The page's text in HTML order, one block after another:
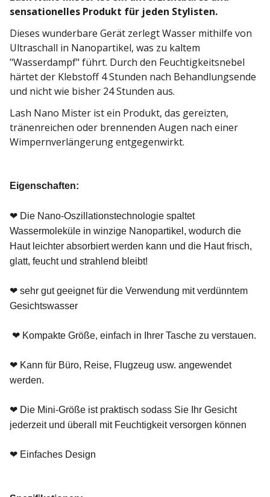
sensationelles Produkt für jeden Stylisten.
Dieses wunderbare Gerät zerlegt Wasser mithilfe von
Ultraschall in Nanopartikel, was zu kaltem
"Wasserdampf" führt. Durch den Feuchtigkeitsnebel
härtet der Klebstoff 4 Stunden nach Behandlungsende
und nicht wie bisher 24 Stunden aus.
Lash Nano Mister ist ein Produkt, das gereizten,
tränenreichen oder brennenden Augen nach einer
Wimpernverlängerung entgegenwirkt.
Eigenschaften:
❤ Die Nano-Oszillationstechnologie spaltet
Wassermoleküle in winzige Nanopartikel, wodurch die
Haut leichter absorbiert werden kann und die Haut frisch,
glatt, feucht und strahlend bleibt!
❤ sehr gut geeignet für die Verwendung mit verdünntem
Gesichtswasser
❤ Kompakte Größe, einfach in Ihrer Tasche zu verstauen.
❤ Kann für Büro, Reise, Flugzeug usw. angewendet
werden.
❤ Die Mini-Größe ist praktisch sodass Sie Ihr Gesicht
jederzeit und überall mit Feuchtigkeit versorgen können
❤ Einfaches Design